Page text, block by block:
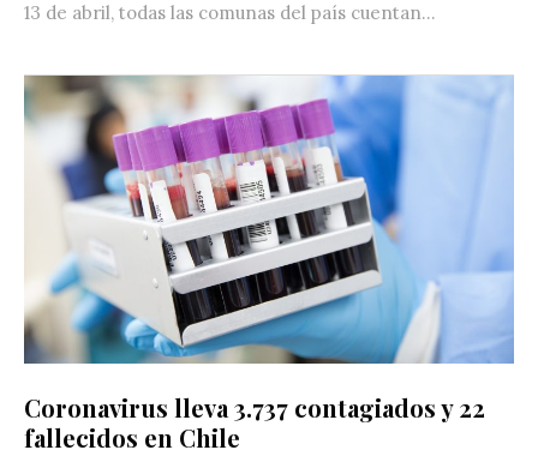
13 de abril, todas las comunas del país cuentan...
Coronavirus lleva 3.737 contagiados y 22
fallecidos en Chile